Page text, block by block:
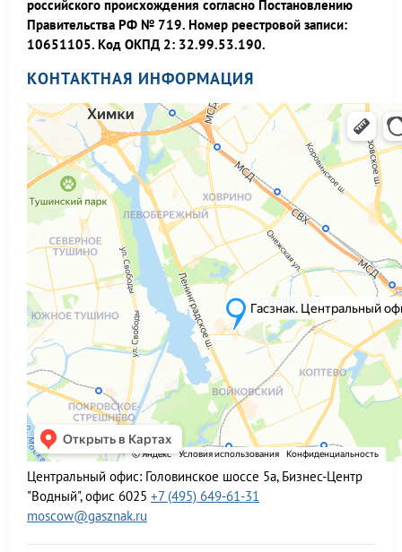
российского происхождения согласно Постановлению
Правительства РФ № 719. Номер реестровой записи:
10651105. Код ОКПД 2: 32.99.53.190.
КОНТАКТНАЯ ИНФОРМАЦИЯ
Центральный офис: Головинское шоссе 5а, Бизнес-Центр
"Водный", офис 6025 +7 (495) 649-61-31
moscow@gasznak.ru